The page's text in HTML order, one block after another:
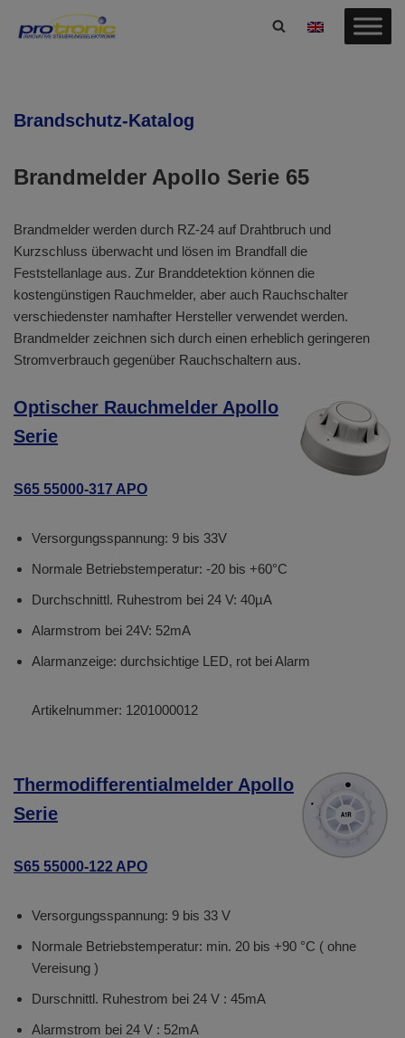
Brandschutz-Katalog
Brandmelder Apollo Serie 65
Brandmelder werden durch RZ-24 auf Drahtbruch und
Kurzschluss überwacht und lösen im Brandfall die
Feststellanlage aus. Zur Branddetektion können die
kostengünstigen Rauchmelder, aber auch Rauchschalter
verschiedenster namhafter Hersteller verwendet werden.
Brandmelder zeichnen sich durch einen erheblich geringeren
Stromverbrauch gegenüber Rauchschaltern aus.
Optischer Rauchmelder Apollo
Serie
S65 55000-317 APO
Versorgungsspannung: 9 bis 33V
Normale Betriebstemperatur: -20 bis +60°C
Durchschnittl. Ruhestrom bei 24 V: 40µA
Alarmstrom bei 24V: 52mA
Alarmanzeige: durchsichtige LED, rot bei Alarm
Artikelnummer: 1201000012
Thermodifferentialmelder Apollo
Serie
S65 55000-122 APO
Versorgungsspannung: 9 bis 33 V
Normale Betriebstemperatur: min. 20 bis +90 °C ( ohne
Vereisung )
Durschnittl. Ruhestrom bei 24 V : 45mA
Alarmstrom bei 24 V : 52mA